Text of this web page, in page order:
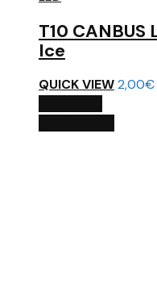
T10
Ice
QUICK VIEW2,00€